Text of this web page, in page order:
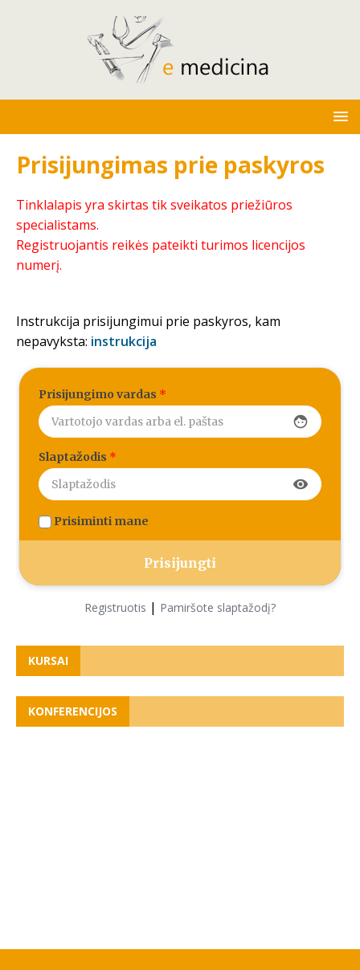
Prisijungimas prie paskyros
Tinklalapis yra skirtas tik sveikatos priežiūros
specialistams.
Registruojantis reikės pateikti turimos licencijos
numerį.
Instrukcija prisijungimui prie paskyros, kam
nepavyksta: instrukcija
Prisijungimo vardas *
face
Slaptažodis *
visibility
Prisiminti mane
Registruotis | Pamiršote slaptažodį?
KURSAI
KONFERENCIJOS